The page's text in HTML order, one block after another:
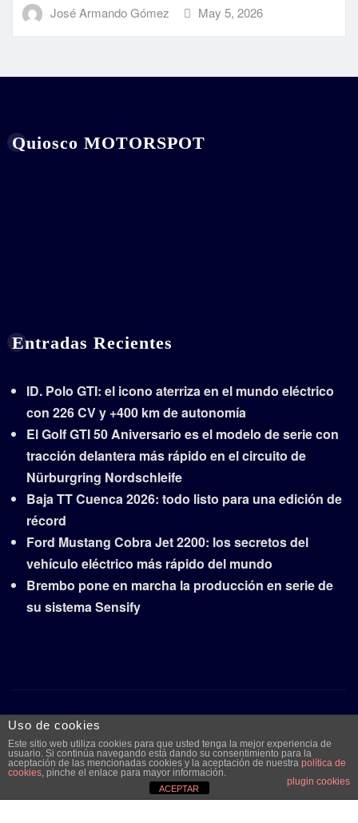
José Armando Gómez May 5, 2026
Quiosco MOTORSPOT
Entradas Recientes
ID. Polo GTI: el icono aterriza en el mundo eléctrico
con 226 CV y +400 km de autonomía
El Golf GTI 50 Aniversario es el modelo de serie con
tracción delantera más rápido en el circuito de
Nürburgring Nordschleife
Baja TT Cuenca 2026: todo listo para una edición de
récord
Ford Mustang Cobra Jet 2200: los secretos del
vehículo eléctrico más rápido del mundo
Brembo pone en marcha la producción en serie de
su sistema Sensify
Copyright © 2026 | Funciona conWordPress|Frankfurt
Newspor ThemeArile
Aviso legal y
Publicidad Contacto
Uso de cookies
Este sitio web utiliza cookies para que usted tenga la mejor experiencia de
usuario. Si continúa navegando está dando su consentimiento para la
aceptación de las mencionadas cookies y la aceptación de nuestra política de
cookies, pinche el enlace para mayor información.
plugin cookies
ACEPTAR